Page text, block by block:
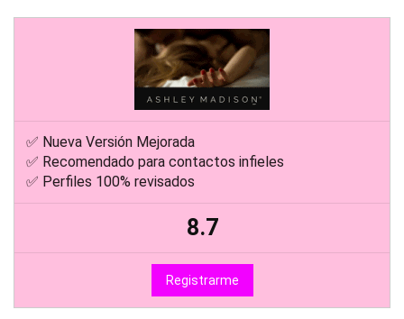
✅ Nueva Versión Mejorada
✅ Recomendado para contactos infieles
✅ Perfiles 100% revisados
8.7
Registrarme